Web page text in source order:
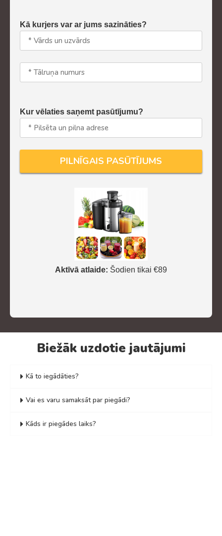
Kā kurjers var ar jums sazināties?
Kur vēlaties saņemt pasūtījumu?
Aktīvā atlaide: Šodien tikai €89
Biežāk uzdotie jautājumi
Kā to iegādāties?
Vai es varu samaksāt par piegādi?
Kāds ir piegādes laiks?